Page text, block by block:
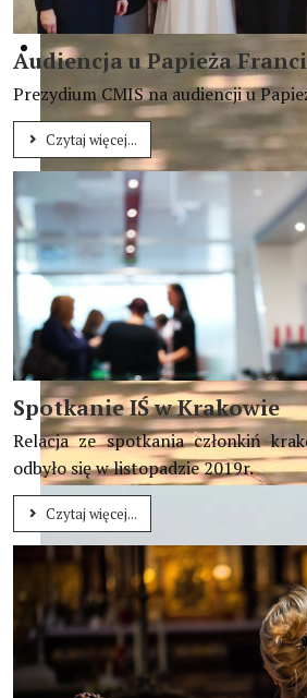
W centrum waszego życia
Audiencja u Papieża
Prezydium CMIS na audiencji u
Czytaj więcej...
Spotkanie IŚ w Krakowie
Relacja ze spotkania członkiń
odbyło się w listopadzie 2019r.
Czytaj więcej...